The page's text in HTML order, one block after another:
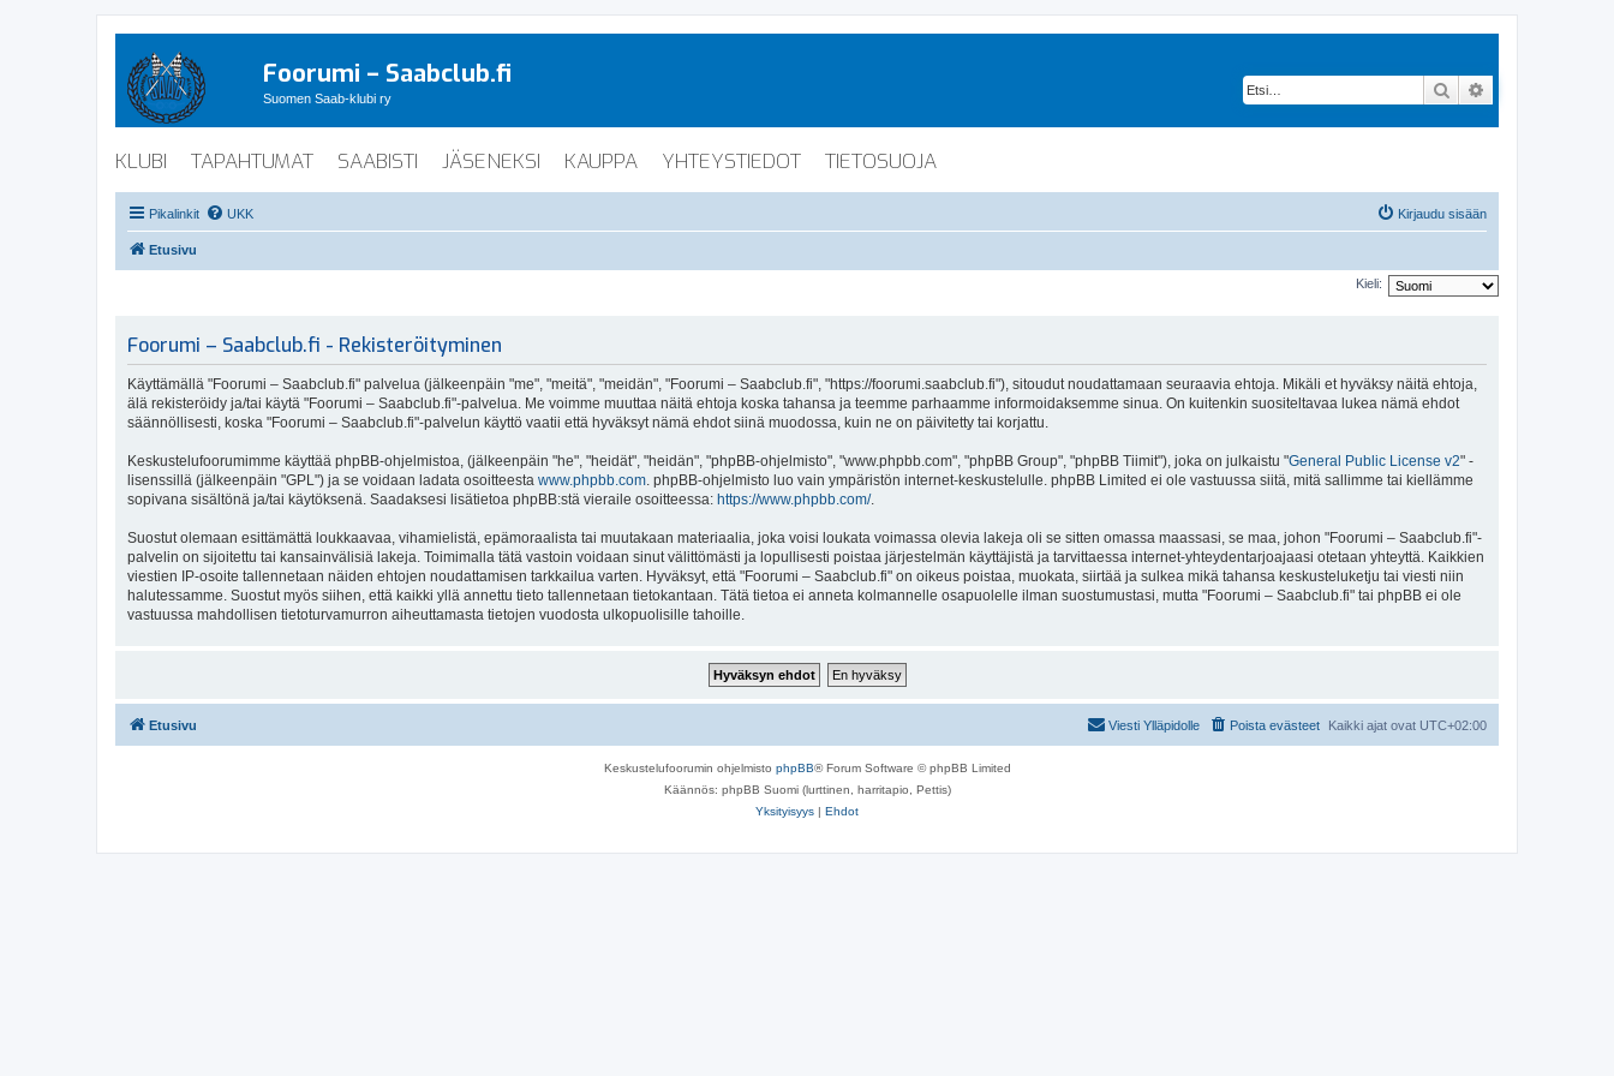
Foorumi – Saabclub.fi
Suomen Saab-klubi ry Etsi
KLUBI TAPAHTUMAT SAABISTI JÄSENEKSI KAUPPA YHTEYSTIEDOT TIETOSUOJA
Pikalinkit UKK Kirjaudu sisään
Etusivu
Kieli:
Foorumi – Saabclub.fi - Rekisteröityminen
Käyttämällä "Foorumi – Saabclub.fi" palvelua (jälkeenpäin "me", "meitä", "meidän", "Foorumi – Saabclub.fi", "https://foorumi.saabclub.fi"), sitoudut noudattamaan seuraavia ehtoja. Mikäli et hyväksy näitä ehtoja,
älä rekisteröidy ja/tai käytä "Foorumi – Saabclub.fi"-palvelua. Me voimme muuttaa näitä ehtoja koska tahansa ja teemme parhaamme informoidaksemme sinua. On kuitenkin suositeltavaa lukea nämä ehdot
säännöllisesti, koska "Foorumi – Saabclub.fi"-palvelun käyttö vaatii että hyväksyt nämä ehdot siinä muodossa, kuin ne on päivitetty tai korjattu.
Keskustelufoorumimme käyttää phpBB-ohjelmistoa, (jälkeenpäin "he", "heidät", "heidän", "phpBB-ohjelmisto", "www.phpbb.com", "phpBB Group", "phpBB Tiimit"), joka on julkaistu "General Public License v2" -
lisenssillä (jälkeenpäin "GPL") ja se voidaan ladata osoitteesta www.phpbb.com. phpBB-ohjelmisto luo vain ympäristön internet-keskustelulle. phpBB Limited ei ole vastuussa siitä, mitä sallimme tai kiellämme
sopivana sisältönä ja/tai käytöksenä. Saadaksesi lisätietoa phpBB:stä vieraile osoitteessa: https://www.phpbb.com/.
Suostut olemaan esittämättä loukkaavaa, vihamielistä, epämoraalista tai muutakaan materiaalia, joka voisi loukata voimassa olevia lakeja oli se sitten omassa maassasi, se maa, johon "Foorumi – Saabclub.fi"-
palvelin on sijoitettu tai kansainvälisiä lakeja. Toimimalla tätä vastoin voidaan sinut välittömästi ja lopullisesti poistaa järjestelmän käyttäjistä ja tarvittaessa internet-yhteydentarjoajaasi otetaan yhteyttä. Kaikkien
viestien IP-osoite tallennetaan näiden ehtojen noudattamisen tarkkailua varten. Hyväksyt, että "Foorumi – Saabclub.fi" on oikeus poistaa, muokata, siirtää ja sulkea mikä tahansa keskusteluketju tai viesti niin
halutessamme. Suostut myös siihen, että kaikki yllä annettu tieto tallennetaan tietokantaan. Tätä tietoa ei anneta kolmannelle osapuolelle ilman suostumustasi, mutta "Foorumi – Saabclub.fi" tai phpBB ei ole
vastuussa mahdollisen tietoturvamurron aiheuttamasta tietojen vuodosta ulkopuolisille tahoille.
Etusivu Kaikki ajat ovat UTC+02:00
Poista evästeet
Viesti Ylläpidolle
Keskustelufoorumin ohjelmisto phpBB® Forum Software © phpBB Limited
Käännös: phpBB Suomi (lurttinen, harritapio, Pettis)
Yksityisyys | Ehdot